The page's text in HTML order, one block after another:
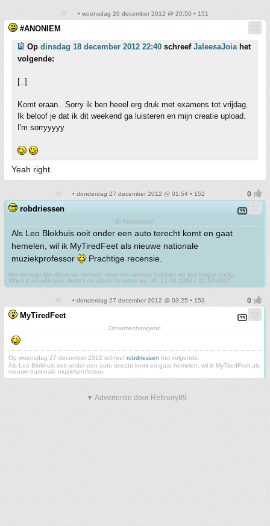
• woensdag 26 december 2012 @ 20:50 • 151
#ANONIEM
Op dinsdag 18 december 2012 22:40 schreef JaleesaJoiahet
volgende:
[..]
Komt eraan.. Sorry ik ben heeel erg druk met examens tot vrijdag.
Ik beloof je dat ik dit weekend ga luisteren en mijn creatie upload.
I'm sorryyyyy
Yeah right.
• donderdag 27 december 2012 @ 01:54 • 152
robdriessen
El Presidente!
Als Leo Blokhuis ooit onder een auto terecht komt en gaat
hemelen, wil ik MyTiredFeet als nieuwe nationale
muziekprofessor
Prachtige recensie.
Het onmogelijke doen we meteen, voor een wonder hebben we iets langer nodig.
When I am with you, there's no place I'd rather be - K. 17-03-1982 / 21-10-2017
• donderdag 27 december 2012 @ 03:25 • 153
MyTiredFeet
Onsamenhangend
Op woensdag 27 december 2012 schreef robdriessen het volgende:
Als Leo Blokhuis ooit onder een auto terecht komt en gaat hemelen, wil ik MyTiredFeet als
nieuwe nationale muziekprofessor.
▼ Advertentie door Refinery89